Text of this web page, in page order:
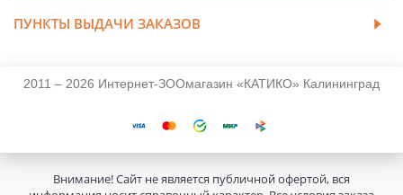
ПУНКТЫ ВЫДАЧИ ЗАКАЗОВ
2011 – 2026 Интернет-ЗООмагазин «КАТИКО» Калининград
Внимание! Сайт не является публичной офертой, вся